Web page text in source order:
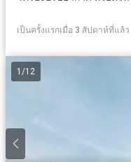
เป็นครั้งแรกเมื่อ 3 สัปดาห์ที่แล้ว
1 /12